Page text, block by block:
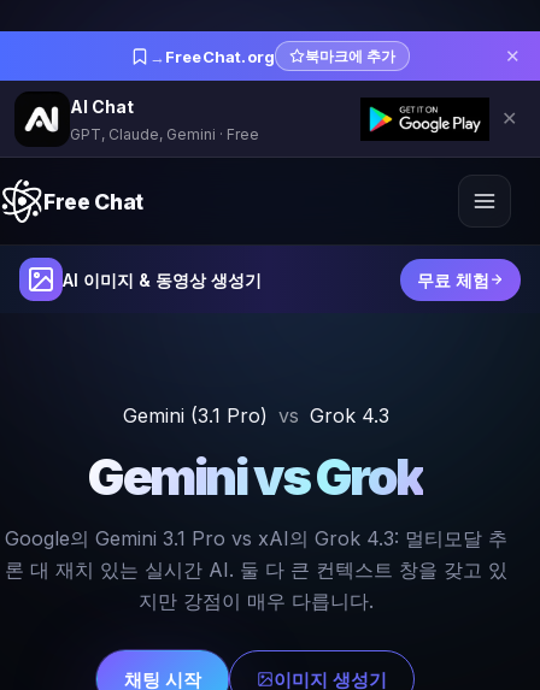
→ FreeChat.org 북마크에 추가 ✕
AI Chat
GPT, Claude, Gemini · Free
✕
Free Chat
AI 이미지 & 동영상 생성기 무료 체험
Gemini (3.1 Pro) vs Grok 4.3
Gemini vs Grok
Google의 Gemini 3.1 Pro vs xAI의 Grok 4.3: 멀티모달 추
론 대 재치 있는 실시간 AI. 둘 다 큰 컨텍스트 창을 갖고 있
지만 강점이 매우 다릅니다.
채팅 시작 이미지 생성기